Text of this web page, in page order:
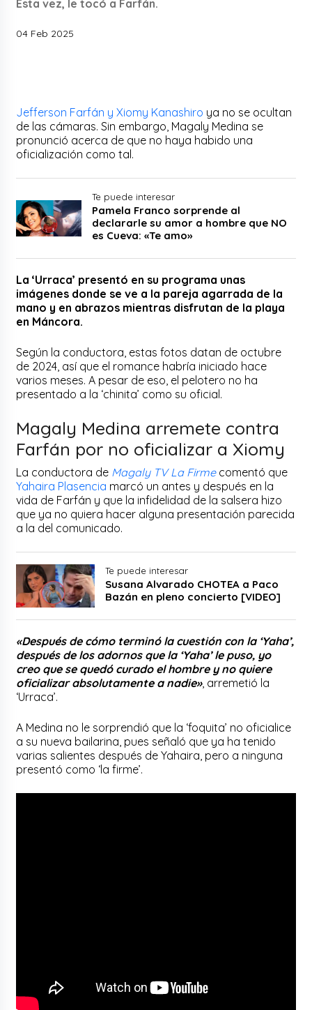
Esta vez, le tocó a Farfán.
04 Feb 2025
Jefferson Farfán y Xiomy Kanashiro ya no se ocultan
de las cámaras. Sin embargo, Magaly Medina se
pronunció acerca de que no haya habido una
oficialización como tal.
Te puede interesar
Pamela Franco sorprende al
declararle su amor a hombre que NO
es Cueva: «Te amo»
La ‘Urraca’ presentó en su programa unas
imágenes donde se ve a la pareja agarrada de la
mano y en abrazos mientras disfrutan de la playa
en Máncora.
Según la conductora, estas fotos datan de octubre
de 2024, así que el romance habría iniciado hace
varios meses. A pesar de eso, el pelotero no ha
presentado a la ‘chinita’ como su oficial.
Magaly Medina arremete contra
Farfán por no oficializar a Xiomy
La conductora de Magaly TV La Firmecomentó que
Yahaira Plasencia marcó un antes y después en la
vida de Farfán y que la infidelidad de la salsera hizo
que ya no quiera hacer alguna presentación parecida
a la del comunicado.
Te puede interesar
Susana Alvarado CHOTEA a Paco
Bazán en pleno concierto [VIDEO]
«Después de cómo terminó la cuestión con la ‘Yaha’,
después de los adornos que la ‘Yaha’ le puso, yo
creo que se quedó curado el hombre y no quiere
oficializar absolutamente a nadie», arremetió la
‘Urraca’.
A Medina no le sorprendió que la ‘foquita’ no oficialice
a su nueva bailarina, pues señaló que ya ha tenido
varias salientes después de Yahaira, pero a ninguna
presentó como ‘la firme’.